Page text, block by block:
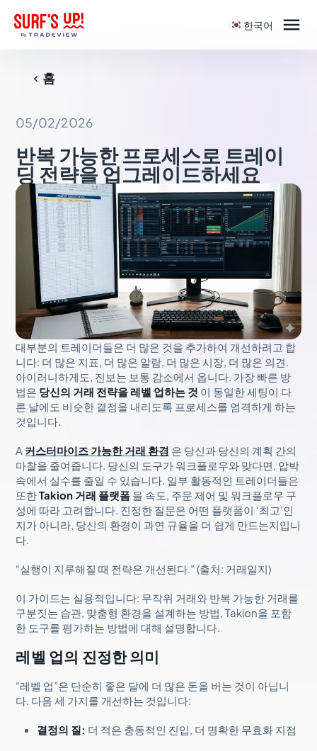
한국어 
 홈
05/02/2026
반복 가능한 프로세스로 트레이
딩 전략을 업그레이드하세요
대부분의 트레이더들은 더 많은 것을 추가하여 개선하려고 합
니다: 더 많은 지표, 더 많은 알람, 더 많은 시장, 더 많은 의견.
아이러니하게도, 진보는 보통 감소에서 옵니다. 가장 빠른 방
법은 당신의 거래 전략을 레벨 업하는 것 이 동일한 세팅이 다
른 날에도 비슷한 결정을 내리도록 프로세스를 엄격하게 하는
것입니다.
A 커스터마이즈 가능한 거래 환경 은 당신과 당신의 계획 간의
마찰을 줄여줍니다. 당신의 도구가 워크플로우와 맞다면, 압박
속에서 실수를 줄일 수 있습니다. 일부 활동적인 트레이더들은
또한Takion 거래 플랫폼 을 속도, 주문 제어 및 워크플로우 구
성에 따라 고려합니다. 진정한 질문은 어떤 플랫폼이 ‘최고’인
지가 아니라, 당신의 환경이 과연 규율을 더 쉽게 만드는지입니
다.
“실행이 지루해질 때 전략은 개선된다.” (출처: 거래일지)
이 가이드는 실용적입니다: 무작위 거래와 반복 가능한 거래를
구분짓는 습관, 맞춤형 환경을 설계하는 방법, Takion을 포함
한 도구를 평가하는 방법에 대해 설명합니다.
레벨 업의 진정한 의미
“레벨 업”은 단순히 좋은 달에 더 많은 돈을 버는 것이 아닙니
다. 다음 세 가지를 개선하는 것입니다:
결정의 질: 더 적은 충동적인 진입, 더 명확한 무효화 지점